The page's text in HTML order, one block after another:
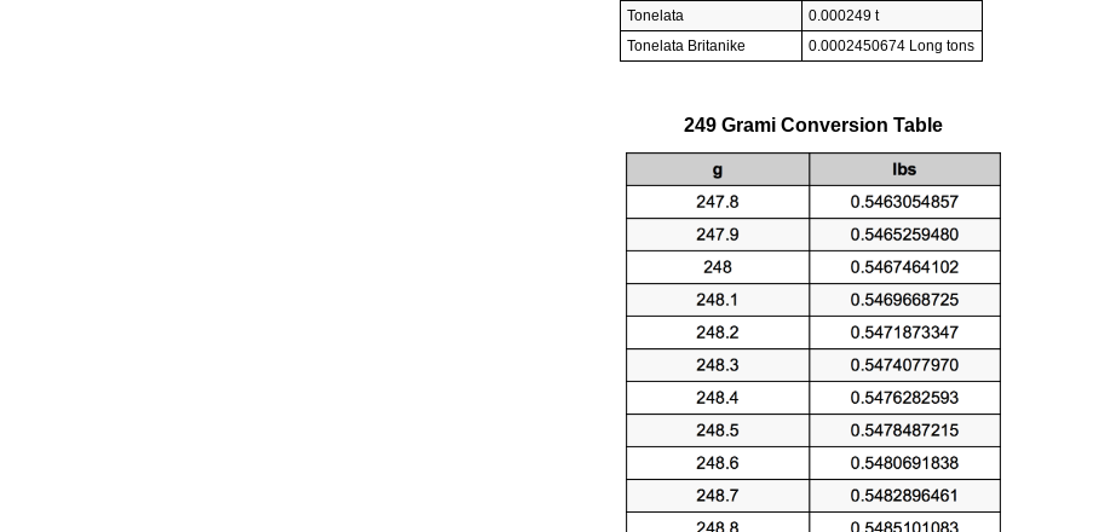
Tonelata
0.000249 t
Tonelata Britanike
0.0002450674 Long tons
249 Grami Conversion Table